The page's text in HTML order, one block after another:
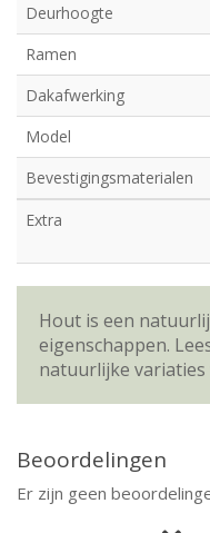
Deurhoogte
Ramen
Dakafwerking
Model
Bevestigingsmaterialen
Extra
Hout is een
eigenschappen.
natuurlijke variaties
Beoordelingen
Er zijn geen